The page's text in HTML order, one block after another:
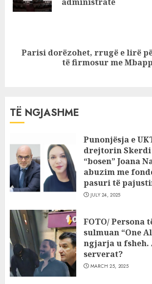
për të shtunën
Next
Parisi dorëzohet, rrugë e lirë
të firmosur me
TË NGJASHME
Punonjësja e
drejtorin Skerdi
“bosen” Joana
abuzim me
pasuri të
JULY 24, 2025
FOTO/ Persona
sulmuan “One
ngjarja u fsheh.
serverat?
MARCH 25, 2025